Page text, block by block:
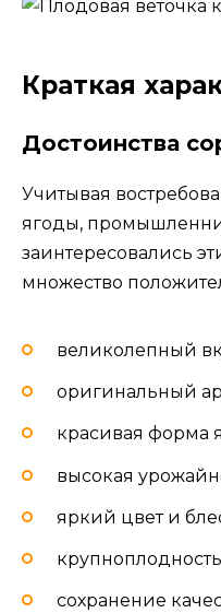
Краткая
Достоинства
Учитывая
ягоды,
заинтересовались
множество
великолепный
оригинальный
красивая форма
высокая
яркий цвет и
сохранение